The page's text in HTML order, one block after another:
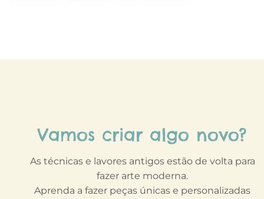
Vamos criar algo novo?
As técnicas e lavores antigos estão de volta para
fazer arte moderna.
Aprenda a fazer peças únicas e personalizadas